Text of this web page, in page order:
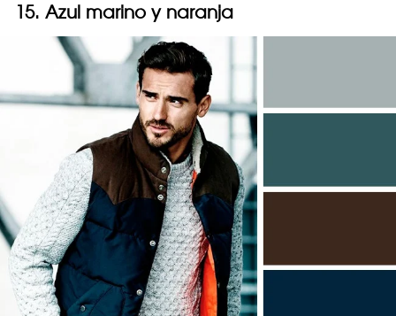
15. Azul marino y naranja